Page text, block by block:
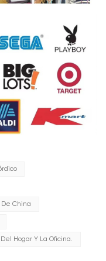
China
Hogar Y La Oficina.